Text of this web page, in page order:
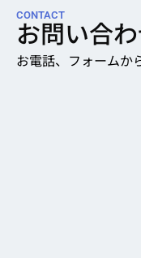
CONTACT
お問い合
お電話、フォームか